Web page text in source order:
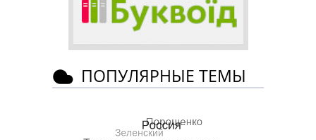
ПОПУЛЯРНЫЕ ТЕМЫ